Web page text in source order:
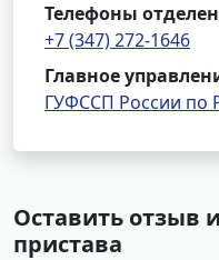
Телефоны
+7 (347) 272-1646
Главное
ГУФССП России по
Оставить отзыв
пристава